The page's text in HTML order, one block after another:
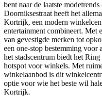
bent naar de laatste
Doorniksestraat heeft het
Kortrijk, een modern
entertainment combineert. Met
van gevestigde merken tot
een one-stop bestemming
het stadscentrum biedt het
hotspot voor winkels. Met
winkelaanbod is dit
optie voor wie het beste wil
Kortrijk.